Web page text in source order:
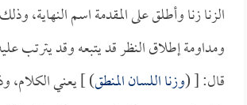
الزنا زنا وأطلق على المقدمة اسم النهاية،
ومداومة إطلاق النظر قد يتبعه وقد يترتب
قال: [ (وزنا اللسان المنطق) ] يعني الكلام،